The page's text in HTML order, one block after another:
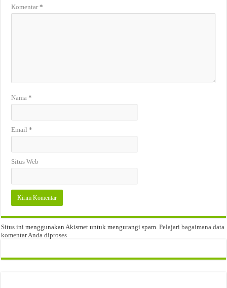
Komentar*
Nama*
Email*
Situs Web
Situs ini menggunakan Akismet untuk mengurangi spam.Pelajari bagaimana data
komentar Anda diproses